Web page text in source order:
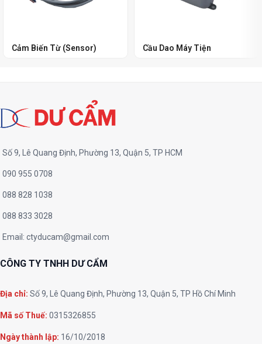
Cảm Biến Từ (Sensor) Cầu Dao Máy Tiện
Số 9, Lê Quang Định, Phường 13, Quận 5, TP HCM
090 955 0708
088 828 1038
088 833 3028
Email: ctyducam@gmail.com
CÔNG TY TNHH DƯ CẨM
Địa chỉ: Số 9, Lê Quang Định, Phường 13, Quận 5, TP Hồ Chí Minh
Mã số Thuế: 0315326855
Ngày thành lập: 16/10/2018